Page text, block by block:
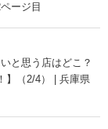
ージ目
と思う店はどこ？
】（2/4） | 兵庫県